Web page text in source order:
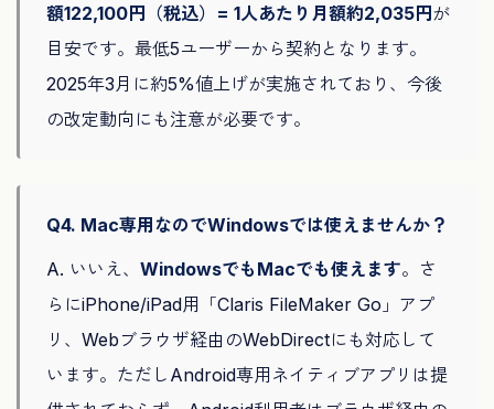
額122,100円（税込）= 1人あたり月額約2,035円が
目安です。最低5ユーザーから契約となります。
2025年3月に約5%値上げが実施されており、今後
の改定動向にも注意が必要です。
Q4. Mac専用なのでWindowsでは使えませんか？
A. いいえ、 WindowsでもMacでも使えます。さ
らにiPhone/iPad用「Claris FileMaker Go」アプ
リ、Webブラウザ経由のWebDirectにも対応して
います。ただしAndroid専用ネイティブアプリは提